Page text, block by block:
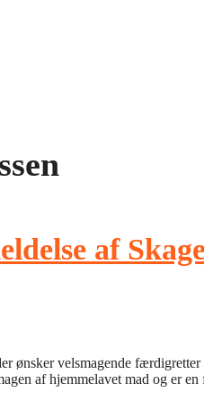
af
ønsker velsmagende
af hjemmelavet mad og er